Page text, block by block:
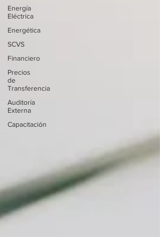
Energía
Eléctrica
Energética
SCVS
Financiero
Precios
de
Transferencia
Auditoría
Externa
Capacitación